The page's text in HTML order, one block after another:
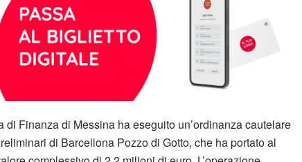
Finanza di Messina ha eseguito un’ordinanza cautelare
di Barcellona Pozzo di Gotto, che ha portato al